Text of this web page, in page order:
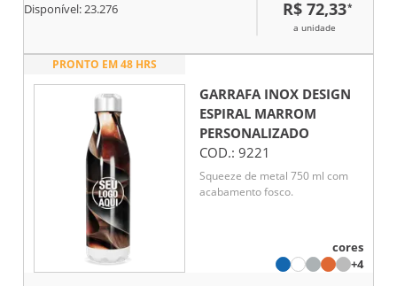
Disponível:23.276 R$ 72,33*
a unidade
PRONTO EM 48 HRS
GARRAFA INOX DESIGN
ESPIRAL MARROM
PERSONALIZADO
COD.: 9221
Squeeze de metal 750 ml com
acabamento fosco.
cores
+4